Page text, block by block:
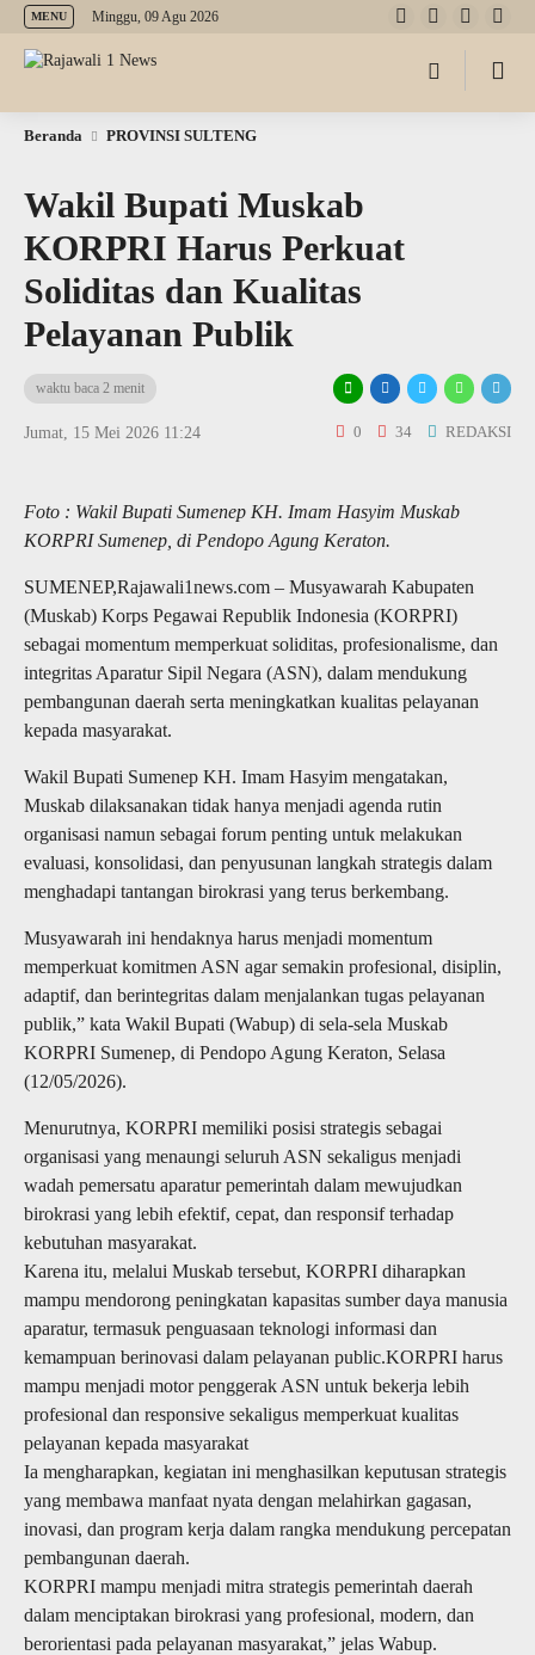
MENU Minggu, 09 Agu 2026
Beranda PROVINSI SULTENG
Wakil Bupati Muskab
KORPRI Harus Perkuat
Soliditas dan Kualitas
Pelayanan Publik
waktu baca 2 menit
Jumat, 15 Mei 2026 11:24 0 34 REDAKSI
Foto : Wakil Bupati Sumenep KH. Imam Hasyim Muskab
KORPRI Sumenep, di Pendopo Agung Keraton.
SUMENEP,Rajawali1news.com – Musyawarah Kabupaten
(Muskab) Korps Pegawai Republik Indonesia (KORPRI)
sebagai momentum memperkuat soliditas, profesionalisme, dan
integritas Aparatur Sipil Negara (ASN), dalam mendukung
pembangunan daerah serta meningkatkan kualitas pelayanan
kepada masyarakat.
Wakil Bupati Sumenep KH. Imam Hasyim mengatakan,
Muskab dilaksanakan tidak hanya menjadi agenda rutin
organisasi namun sebagai forum penting untuk melakukan
evaluasi, konsolidasi, dan penyusunan langkah strategis dalam
menghadapi tantangan birokrasi yang terus berkembang.
Musyawarah ini hendaknya harus menjadi momentum
memperkuat komitmen ASN agar semakin profesional, disiplin,
adaptif, dan berintegritas dalam menjalankan tugas pelayanan
publik,” kata Wakil Bupati (Wabup) di sela-sela Muskab
KORPRI Sumenep, di Pendopo Agung Keraton, Selasa
(12/05/2026).
Menurutnya, KORPRI memiliki posisi strategis sebagai
organisasi yang menaungi seluruh ASN sekaligus menjadi
wadah pemersatu aparatur pemerintah dalam mewujudkan
birokrasi yang lebih efektif, cepat, dan responsif terhadap
kebutuhan masyarakat.
Karena itu, melalui Muskab tersebut, KORPRI diharapkan
mampu mendorong peningkatan kapasitas sumber daya manusia
aparatur, termasuk penguasaan teknologi informasi dan
kemampuan berinovasi dalam pelayanan public.KORPRI harus
mampu menjadi motor penggerak ASN untuk bekerja lebih
profesional dan responsive sekaligus memperkuat kualitas
pelayanan kepada masyarakat
Ia mengharapkan, kegiatan ini menghasilkan keputusan strategis
yang membawa manfaat nyata dengan melahirkan gagasan,
inovasi, dan program kerja dalam rangka mendukung percepatan
pembangunan daerah.
KORPRI mampu menjadi mitra strategis pemerintah daerah
dalam menciptakan birokrasi yang profesional, modern, dan
berorientasi pada pelayanan masyarakat,” jelas Wabup.